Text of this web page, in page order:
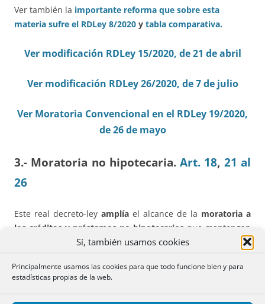
Sí, también usamos cookies
Principalmente usamos las cookies para que todo funcione bien y para
estadísticas propias de la web.
Ver también la importante reforma que sobre esta
materia sufre el RDLey 8/2020 y tabla comparativa.
Ver modificación RDLey 15/2020, de 21 de abril
Ver modificación RDLey 26/2020, de 7 de julio
Ver Moratoria Convencional en el RDLey 19/2020,
de 26 de mayo
3.- Moratoria no hipotecaria.Art. 18, 21 al
26
Este real decreto-ley amplía el alcance de la moratoria a
los créditos y préstamos no hipotecarios que mantengan
las personas en situación devulnerabilidad económica,
supuestos de vulnerabilidad